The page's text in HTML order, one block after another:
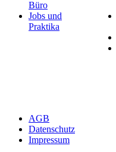
Büro
Jobs und
Praktika
AGB
Datenschutz
Impressum